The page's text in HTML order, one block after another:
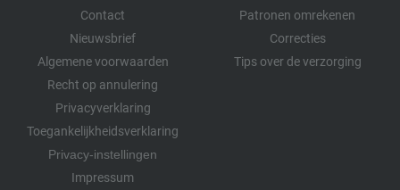
Contact
Nieuwsbrief
Algemene voorwaarden
Recht op annulering
Privacyverklaring
Toegankelijkheidsverklaring
Privacy-instellingen
Impressum
Patronen omrekenen
Correcties
Tips over de verzorging